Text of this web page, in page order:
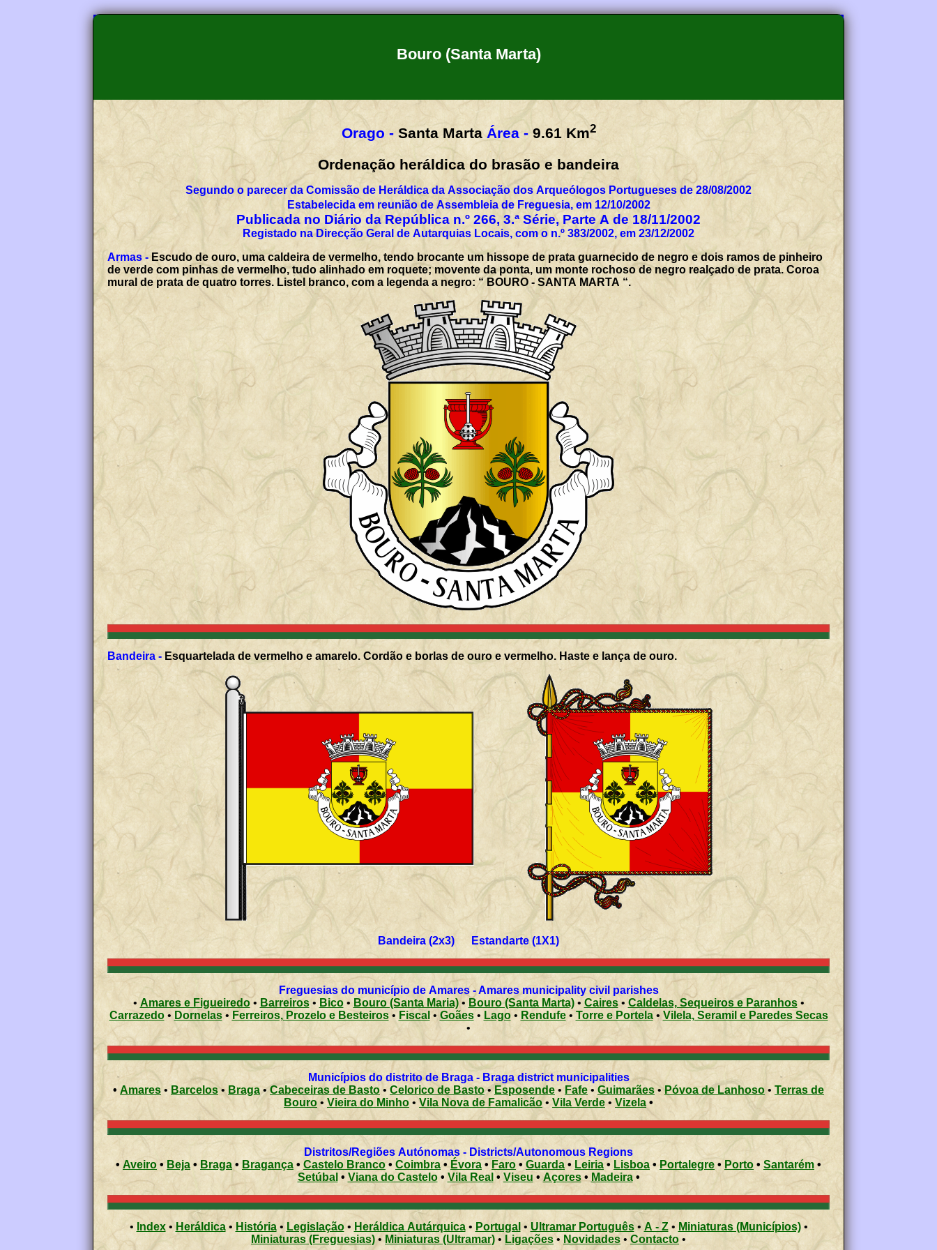
Bouro (Santa Marta)
Orago - Santa Marta Área - 9.61 Km2
Ordenação heráldica do brasão e bandeira
Segundo o parecer da Comissão de Heráldica da Associação dos Arqueólogos Portugueses de 28/08/2002
Estabelecida em reunião de Assembleia de Freguesia, em 12/10/2002
Publicada no Diário da República n.º 266, 3.ª Série, Parte A de 18/11/2002
Registado na Direcção Geral de Autarquias Locais, com o n.º 383/2002, em 23/12/2002
Armas - Escudo de ouro, uma caldeira de vermelho, tendo brocante um hissope de prata guarnecido de negro e dois ramos de pinheiro
de verde com pinhas de vermelho, tudo alinhado em roquete; movente da ponta, um monte rochoso de negro realçado de prata. Coroa
mural de prata de quatro torres. Listel branco, com a legenda a negro: “ BOURO - SANTA MARTA “.
Bandeira - Esquartelada de vermelho e amarelo. Cordão e borlas de ouro e vermelho. Haste e lança de ouro.
Bandeira (2x3) Estandarte (1X1)
Freguesias do município de Amares - Amares municipality civil parishes
• Amares e Figueiredo• Barreiros• Bico• Bouro (Santa Maria) • Bouro (Santa Marta)• Caires• Caldelas, Sequeiros e Paranhos•
Carrazedo• Dornelas• Ferreiros, Prozelo e Besteiros • Fiscal • Goães• Lago• Rendufe •Torre e Portela• Vilela, Seramil e Paredes Secas
•
Municípios do distrito de Braga - Braga district municipalities
• Amares• Barcelos• Braga•Cabeceiras de Basto • Celorico de Basto•Esposende • Fafe • Guimarães • Póvoa de Lanhoso • Terras de
Bouro • Vieira do Minho • Vila Nova de Famalicão• Vila Verde• Vizela •
Distritos/Regiões Autónomas - Districts/Autonomous Regions
• Aveiro • Beja • Braga • Bragança • Castelo Branco• Coimbra •Évora • Faro • Guarda • Leiria• Lisboa •Portalegre • Porto • Santarém•
Setúbal • Viana do Castelo• Vila Real • Viseu • Açores • Madeira •
• Index•Heráldica• História • Legislação • Heráldica Autárquica• Portugal • Ultramar Português• A - Z• Miniaturas (Municípios)•
Miniaturas (Freguesias)• Miniaturas (Ultramar) • Ligações• Novidades • Contacto •